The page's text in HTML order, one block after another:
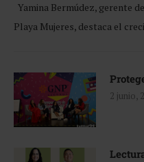
Yamina Bermúdez, gerente
Playa Mujeres, destaca el
2 junio,